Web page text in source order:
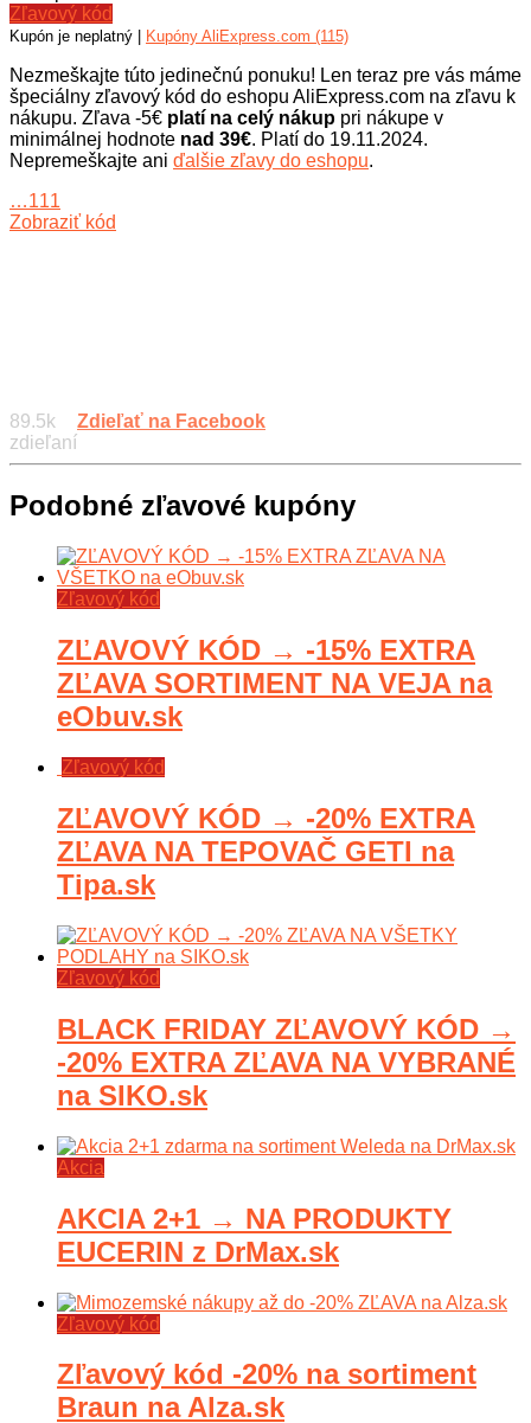
Zľavový kód
Kupón je neplatný | Kupóny AliExpress.com (115)
Nezmeškajte túto jedinečnú ponuku! Len teraz pre vás máme
špeciálny zľavový kód do eshopu AliExpress.com na zľavu k
nákupu. Zľava -5€ platí na celý nákup pri nákupe v
minimálnej hodnote nad 39€. Platí do 19.11.2024.
Nepremeškajte ani ďalšie zľavy do eshopu.
…111
Zobraziť kód
89.5k
zdieľaní
Zdieľať na Facebook
Podobné zľavové kupóny
Zľavový kód
ZĽAVOVÝ KÓD → -15% EXTRA
ZĽAVA SORTIMENT NA VEJA na
eObuv.sk
Zľavový kód
ZĽAVOVÝ KÓD → -20% EXTRA
ZĽAVA NA TEPOVAČ GETI na
Tipa.sk
Zľavový kód
BLACK FRIDAY ZĽAVOVÝ KÓD →
-20% EXTRA ZĽAVA NA VYBRANÉ
na SIKO.sk
Akcia
AKCIA 2+1 → NA PRODUKTY
EUCERIN z DrMax.sk
Zľavový kód
Zľavový kód -20% na sortiment
Braun na Alza.sk